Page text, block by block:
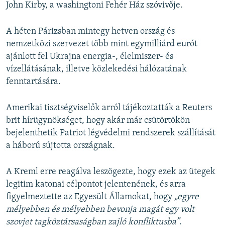
John Kirby, a washingtoni Fehér Ház szóvivője.
A héten Párizsban mintegy hetven ország és
nemzetközi szervezet több mint egymilliárd eurót
ajánlott fel Ukrajna energia-, élelmiszer- és
vízellátásának, illetve közlekedési hálózatának
fenntartására.
Amerikai tisztségviselők arról tájékoztatták a Reuters
brit hírügynökséget, hogy akár már csütörtökön
bejelenthetik Patriot légvédelmi rendszerek szállítását
a háború sújtotta országnak.
A Kreml erre reagálva leszögezte, hogy ezek az ütegek
legitim katonai célpontot jelentenének, és arra
figyelmeztette az Egyesült Államokat, hogy „egyre
mélyebben és mélyebben bevonja magát egy volt
szovjet tagköztársaságban zajló konfliktusba”.